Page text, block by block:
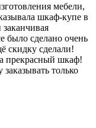
мебели,
шкаф-купе в
было сделано очень
скидку сделали!
прекрасный шкаф!
только